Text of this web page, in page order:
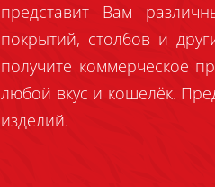
представит Вам
покрытий, столбов и
получите коммерческое
любой вкус и кошелёк.
изделий.